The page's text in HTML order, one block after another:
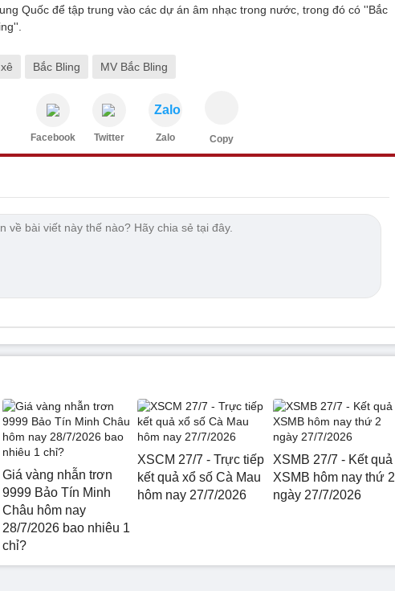
Quốc để tập trung vào các dự án âm nhạc trong nước, trong đó có ''Bắc
Bắc Bling MV Bắc Bling
Facebook Twitter
Zalo
Zalo Copy
Giá vàng nhẫn trơn
9999 Bảo Tín Minh
Châu hôm nay
28/7/2026 bao nhiêu 1
chỉ?
XSCM 27/7 - Trực tiếp
kết quả xổ số Cà Mau
hôm nay 27/7/2026
XSMB 27/7 - Kết quả
XSMB hôm nay thứ 2
ngày 27/7/2026